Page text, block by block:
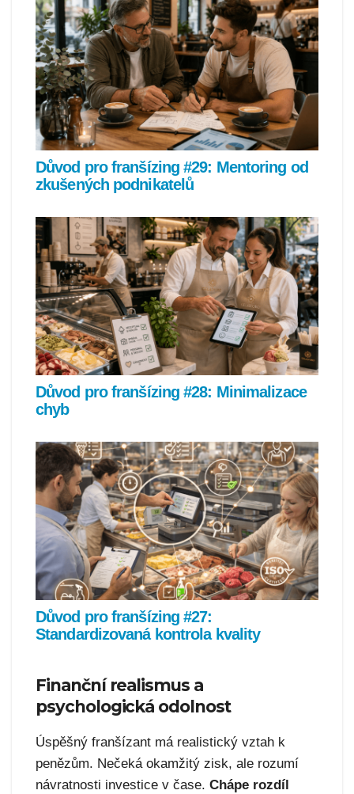
Důvod pro franšízing #29: Mentoring od
zkušených podnikatelů
Důvod pro franšízing #28: Minimalizace
chyb
Důvod pro franšízing #27:
Standardizovaná kontrola kvality
Finanční realismus a
psychologická odolnost
Úspěšný franšízant má realistický vztah k
penězům. Nečeká okamžitý zisk, ale rozumí
návratnosti investice v čase. Chápe rozdíl